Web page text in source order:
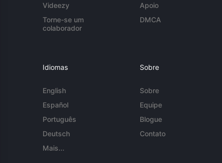
Videezy
Torne-se um
colaborador
Apoio
DMCA
Idiomas
English
Español
Português
Deutsch
Mais...
Sobre
Sobre
Equipe
Blogue
Contato